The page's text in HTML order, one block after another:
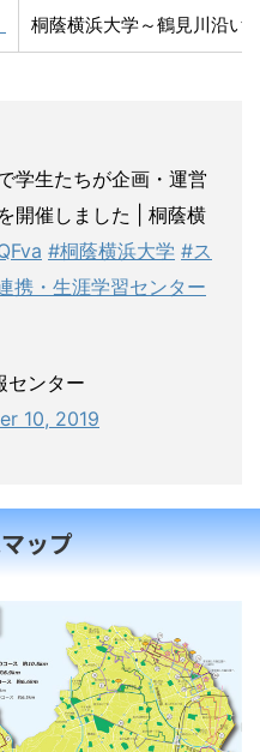
桐蔭横浜大学～鶴見川沿い
学生たちが企画・運営
開催しました | 桐蔭横
#桐蔭横浜大学 #ス
携・生涯学習センター
ンター
10, 2019
ップ